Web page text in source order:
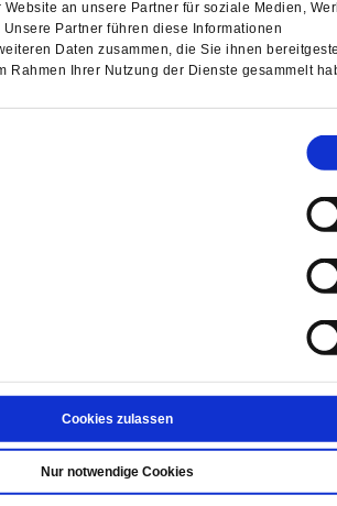
an unsere Partner für soziale Medien,
Partner führen diese Informationen
Daten zusammen, die Sie ihnen
Rahmen Ihrer Nutzung der Dienste gesammelt
Cookies zulassen
Nur notwendige Cookies
Freibad in den Ferien
spendiert ein Bürger
den Schwimmbadbesuch während
mehr